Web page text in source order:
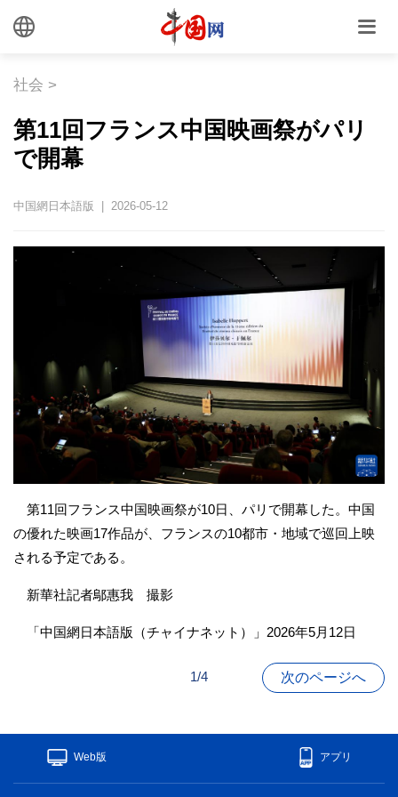
社会 >
第11回フランス中国映画祭がパリ
で開幕
中国網日本語版 | 2026-05-12
第11回フランス中国映画祭が10日、パリで開幕した。中国
の優れた映画17作品が、フランスの10都市・地域で巡回上映
される予定である。
新華社記者鄔惠我 撮影
「中国網日本語版（チャイナネット）」2026年5月12日
1/4 次のページへ
Web版 アプリ